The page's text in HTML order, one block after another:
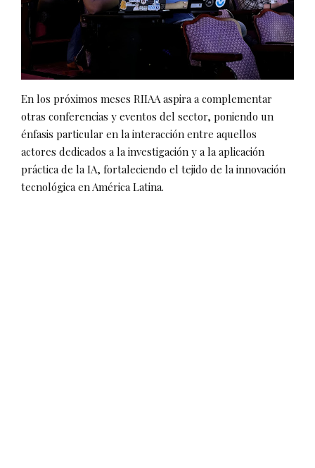
En los próximos meses RIIAA aspira a complementar
otras conferencias y eventos del sector, poniendo un
énfasis particular en la interacción entre aquellos
actores dedicados a la investigación y a la aplicación
práctica de la IA, fortaleciendo el tejido de la innovación
tecnológica en América Latina.